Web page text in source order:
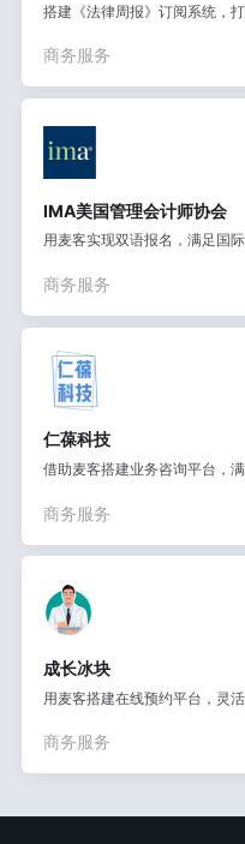
搭建《法律周报》订阅系统，
商务服务
IMA美国管理会计师协会
用麦客实现双语报名，满足国
商务服务
仁葆科技
借助麦客搭建业务咨询平台，
商务服务
成长冰块
用麦客搭建在线预约平台，灵
商务服务